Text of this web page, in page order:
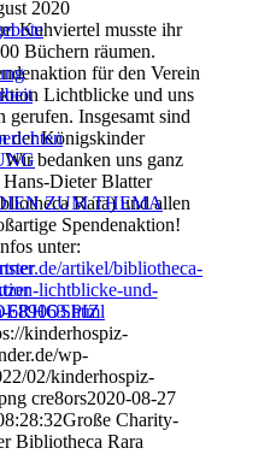
ZUM THEMA
2020
Kuhviertel musste ihr
Büchern räumen.
für den Verein
Lichtblicke und uns
Insgesamt sind
der Königskinder
bedanken uns ganz
Dieter Blatter
Rara) und allen
Spendenaktion!
unter:
artikel/bibliotheca-
lichtblicke-und-
689063.html
kinderhospiz-
wp-
02/kinderhospiz-
cre8ors2020-08-27
Große Charity-
Bibliotheca Rara